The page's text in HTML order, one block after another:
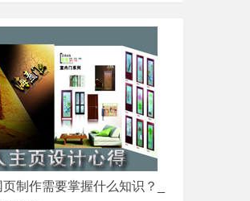
制作需要掌握什么知识？_